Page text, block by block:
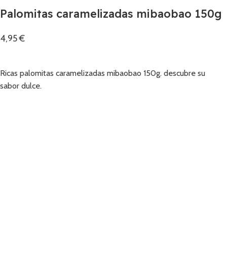
Palomitas caramelizadas mibaobao 150g
4,95€
Ricas palomitas caramelizadas mibaobao 150g. descubre su
sabor dulce.